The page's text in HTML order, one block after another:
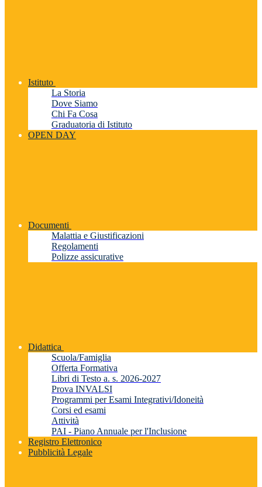
Istituto
La Storia
Dove Siamo
Chi Fa Cosa
Graduatoria di Istituto
OPEN DAY
Documenti
Malattia e Giustificazioni
Regolamenti
Polizze assicurative
Didattica
Scuola/Famiglia
Offerta Formativa
Libri di Testo a. s. 2026-2027
Prova INVALSI
Programmi per Esami Integrativi/Idoneità
Corsi ed esami
Attività
PAI - Piano Annuale per l'Inclusione
Registro Elettronico
Pubblicità Legale